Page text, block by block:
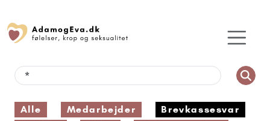
Alle Medarbejder
Brevkassesvar